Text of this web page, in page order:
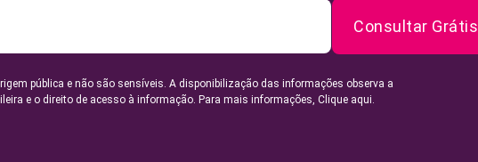
Consultar Grátis
pública e não são sensíveis. A disponibilização das informações observa a
e o direito de acesso à informação. Para mais informações, Clique aqui.